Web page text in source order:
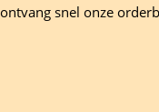
snel onze